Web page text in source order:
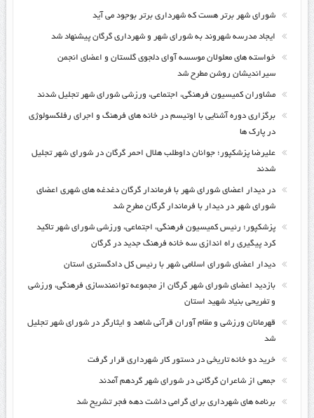
شورای شهر برتر هست که شهرداری برتر بوجود می آید
ایجاد مدرسه شهروند به شورای شهر و شهرداری گرگان پیشنهاد شد
خواسته های معلولان موسسه آوای دلجوی گلستان و اعضای انجمن
سیراندیشان روشن مطرح شد
مشاوران کمیسیون فرهنگی، اجتماعی، ورزشی شورای شهر تجلیل شدند
برگزاری دوره آشنایی با اوتیسم در خانه های فرهنگ و اجرای رفلکسولوژی
در پارک ها
علیرضا پزشکپور؛ جوانان داوطلب هلال احمر گرگان در شورای شهر تجلیل
شدند
در دیدار اعضای شورای شهر با فرماندار گرگان دغدغه های شهری اعضای
شورای شهر در دیدار با فرماندار گرگان مطرح شد
پزشکپور؛ رئیس کمیسیون فرهنگی، اجتماعی، ورزشی شورای شهر تاکید
کرد پیگیری راه اندازی سه خانه فرهنگ جدید در گرگان
دیدار اعضای شورای اسلامی شهر با رئیس کل دادگستری استان
بازدید اعضای شورای شهر گرگان از مجموعه توانمندسازی فرهنگی، ورزشی
و تفریحی بنیاد شهید استان
قهرمانان ورزشی و مقام آوران قرآنی شاهد و ایثارگر در شورای شهر تجلیل
شد
خرید دو خانه تاریخی در دستور کار شهرداری قرار گرفت
جمعی از شاعران گرگانی در شورای شهر گردهم آمدند
برنامه های شهرداری برای گرامی داشت دهه فجر تشریح شد